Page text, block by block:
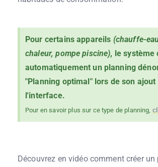
Pour certains appareils (chauffe-
chaleur, pompe piscine), le système
automatiquement un planning
"Planning optimal" lors de son ajout
l'interface.
Pour en savoir plus sur ce type de planning,
Découvrez en vidéo comment créer un